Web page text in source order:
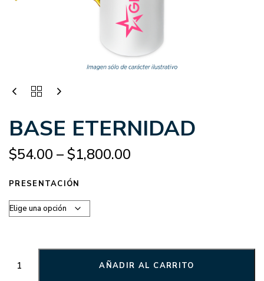
BASE ETERNIDAD
$54.00 –$1,800.00
PRESENTACIÓN
AÑADIR AL CARRITO